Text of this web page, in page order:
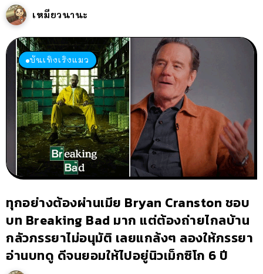
เหมียวนานะ
บันเทิงเริงแมว
ทุกอย่างต้องผ่านเมีย Bryan Cranston ชอบ
บท Breaking Bad มาก แต่ต้องถ่ายไกลบ้าน
กลัวภรรยาไม่อนุมัติ เลยแกล้งๆ ลองให้ภรรยา
อ่านบทดู ดีจนยอมให้ไปอยู่นิวเม็กซิโก 6 ปี